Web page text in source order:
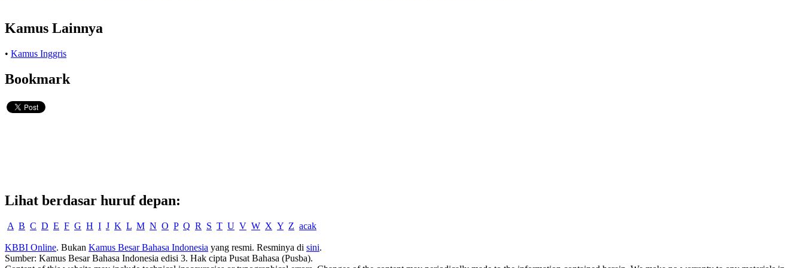
Kamus Lainnya
• Kamus Inggris
Bookmark
Lihat berdasar huruf depan:
A B C D E F G H I J K L M N O P Q R S T U V W X Y Z acak
KBBI Online. Bukan Kamus Besar Bahasa Indonesia yang resmi. Resminya di sini.
Sumber: Kamus Besar Bahasa Indonesia edisi 3. Hak cipta Pusat Bahasa (Pusba).